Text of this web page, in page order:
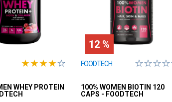
★★★★☆
WHEY PROTEIN
12 %
FOODTECH ☆☆☆☆
100% WOMEN BIOTIN 120
CAPS - FOODTECH